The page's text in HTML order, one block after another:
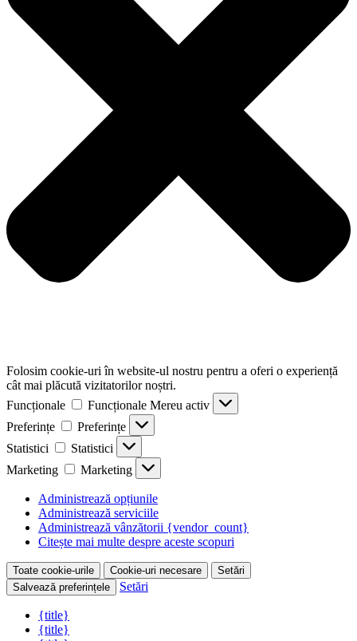
Folosim cookie-uri în website-ul nostru pentru a oferi o experiență
cât mai plăcută vizitatorilor noștri.
Funcționale
Funcționale Mereu activ
Preferințe
Preferințe
Statistici
Statistici
Marketing
Marketing
Administrează opțiunile
Administrează serviciile
Administrează vânzătorii {vendor_count}
Citește mai multe despre aceste scopuri
Toate cookie-urile Cookie-uri necesare
Setări
Salvează preferințele
Setări
{title}
{title}